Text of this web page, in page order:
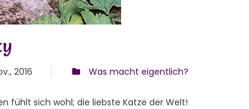
2016 Was macht eigentlich?
fühlt sich wohl; die liebste Katze der Welt!